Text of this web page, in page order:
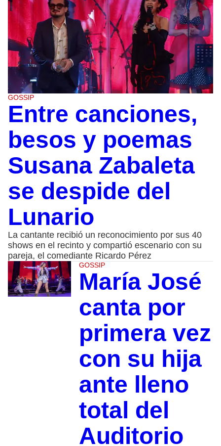
GOSSIP
Entre canciones,
besos y poemas
Susana Zabaleta
se despide del
Lunario
La cantante recibió un reconocimiento por sus 40
shows en el recinto y compartió escenario con su
pareja, el comediante Ricardo Pérez
GOSSIP
María José
canta por
primera vez
con su hija
ante lleno
total del
Auditorio